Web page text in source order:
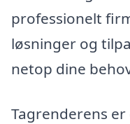
professionelt
løsninger og
netop dine
Tagrenderens